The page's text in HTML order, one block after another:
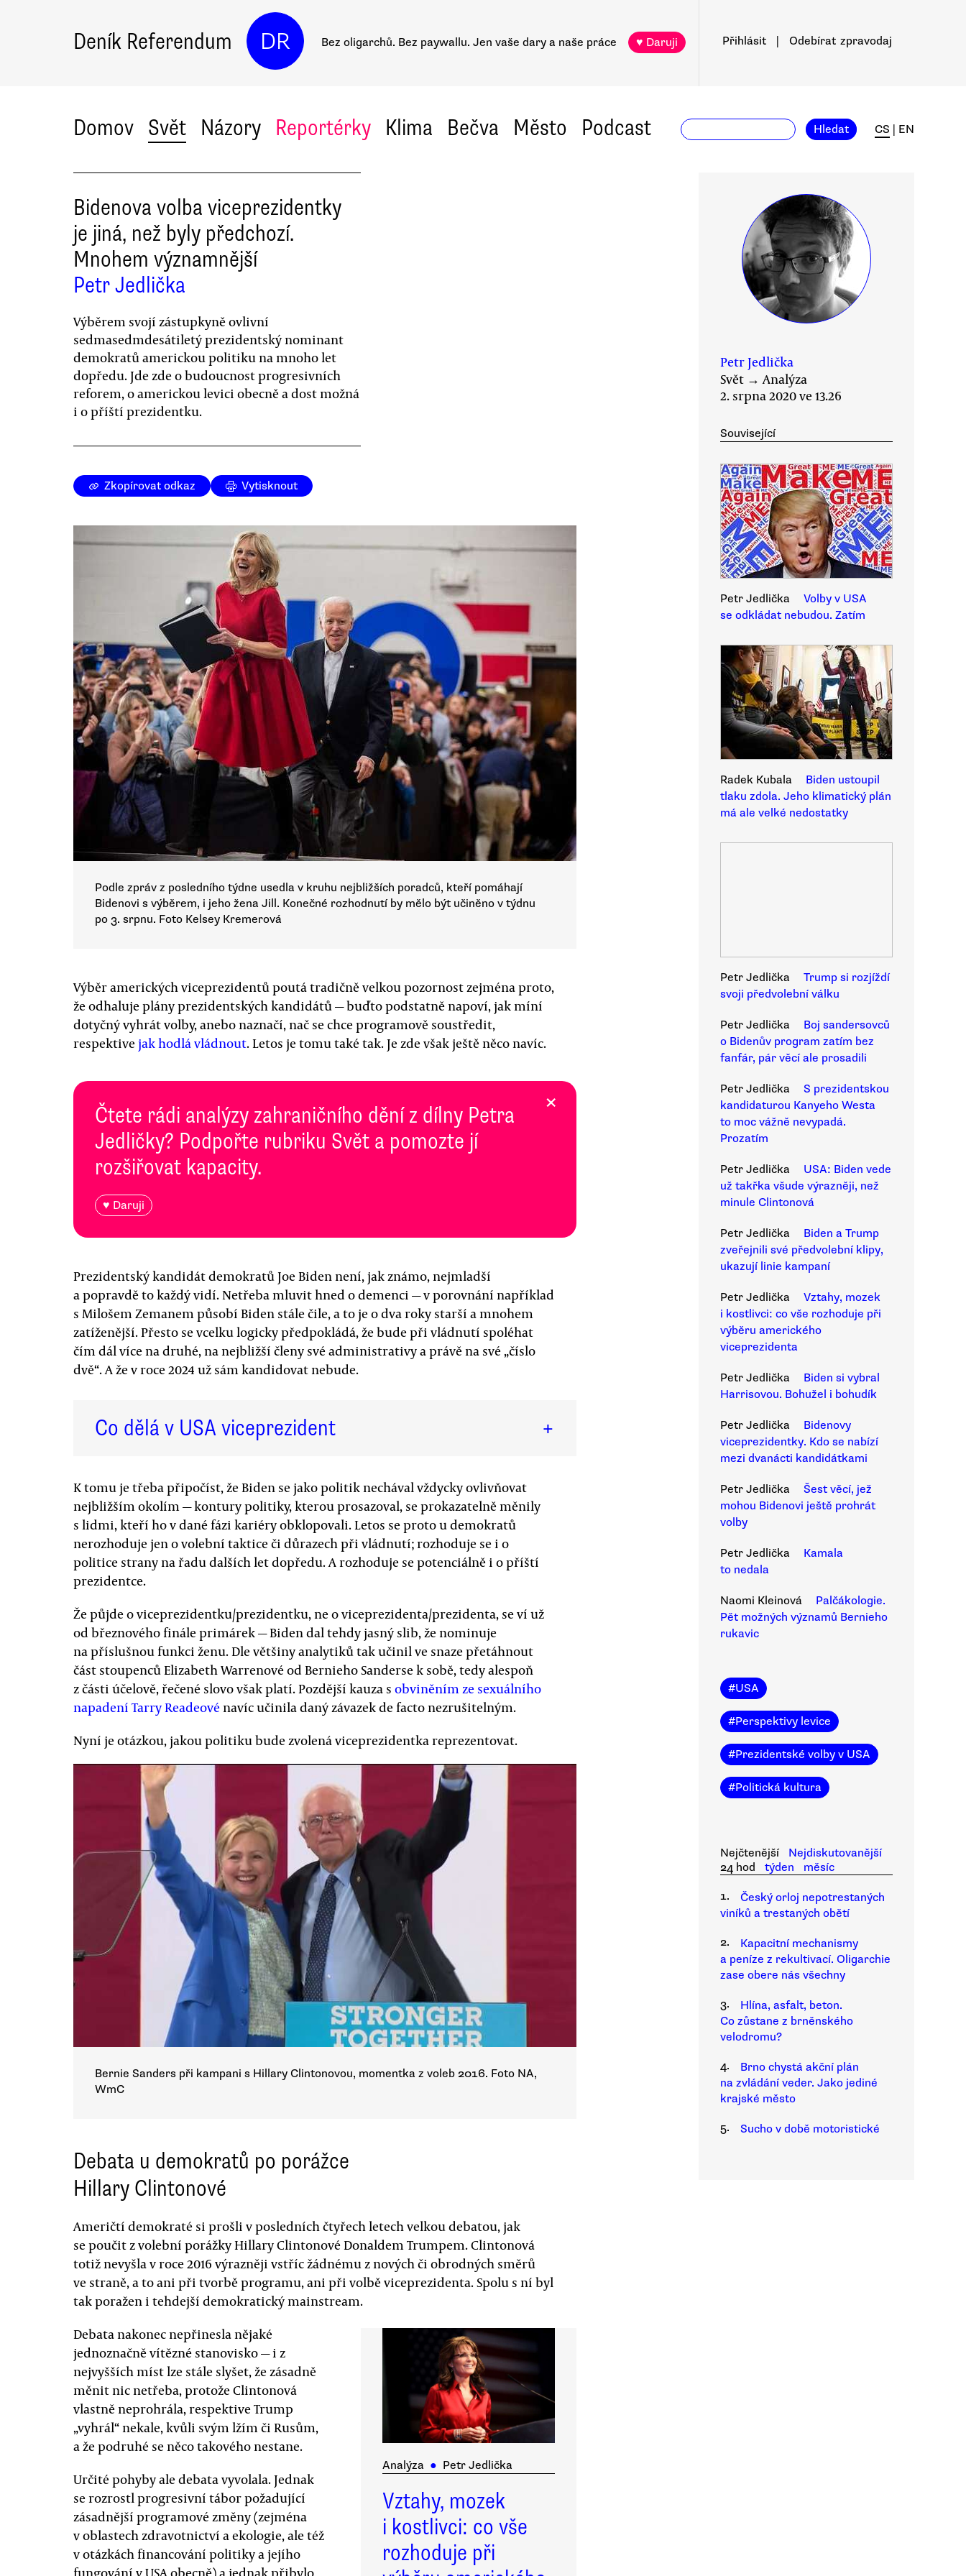
Deník Referendum DR Bez oligarchů. Bez paywallu. Jen vaše dary a naše práce ♥ Daruji Přihlásit Odebírat zpravodaj
Domov Svět Názory Reportérky Klima Bečva Město Podcast Hledat CS EN
Bidenova volba viceprezidentky
je jiná, než byly předchozí.
Mnohem významnější
Petr Jedlička
Výběrem svojí zástupkyně ovlivní
sedmasedmdesátiletý prezidentský nominant
demokratů americkou politiku na mnoho let
dopředu. Jde zde o budoucnost progresivních
reforem, o americkou levici obecně a dost možná
i o příští prezidentku.
Zkopírovat odkaz Vytisknout
Podle zpráv z posledního týdne usedla v kruhu nejbližších poradců, kteří pomáhají
Bidenovi s výběrem, i jeho žena Jill. Konečné rozhodnutí by mělo být učiněno v týdnu
po 3. srpnu. Foto Kelsey Kremerová
Výběr amerických viceprezidentů poutá tradičně velkou pozornost zejména proto,
že odhaluje plány prezidentských kandidátů — buďto podstatně napoví, jak míní
dotyčný vyhrát volby, anebo naznačí, nač se chce programově soustředit,
respektivejak hodlá vládnout. Letos je tomu také tak. Je zde však ještě něco navíc.
Čtete rádi analýzy zahraničního dění z dílny Petra
Jedličky? Podpořte rubriku Svět a pomozte jí
rozšiřovat kapacity.
♥ Daruji
×
Prezidentský kandidát demokratů Joe Biden není, jak známo, nejmladší
a popravdě to každý vidí. Netřeba mluvit hned o demenci — v porovnání například
s Milošem Zemanem působí Biden stále čile, a to je o dva roky starší a mnohem
zatíženější. Přesto se vcelku logicky předpokládá, že bude při vládnutí spoléhat
čím dál více na druhé, na nejbližší členy své administrativy a právě na své „číslo
dvě“. A že v roce 2024 už sám kandidovat nebude.
Co dělá v USA viceprezident +
K tomu je třeba připočíst, že Biden se jako politik nechával vždycky ovlivňovat
nejbližším okolím — kontury politiky, kterou prosazoval, se prokazatelně měnily
s lidmi, kteří ho v dané fázi kariéry obklopovali. Letos se proto u demokratů
nerozhoduje jen o volební taktice či důrazech při vládnutí; rozhoduje se i o
politice strany na řadu dalších let dopředu. A rozhoduje se potenciálně i o příští
prezidentce.
Že půjde o viceprezidentku/prezidentku, ne o viceprezidenta/prezidenta, se ví už
od březnového finále primárek — Biden dal tehdy jasný slib, že nominuje
na příslušnou funkci ženu. Dle většiny analytiků tak učinil ve snaze přetáhnout
část stoupenců Elizabeth Warrenové od Bernieho Sanderse k sobě, tedy alespoň
z části účelově, řečené slovo však platí. Pozdější kauza s obviněním ze sexuálního
napadení Tarry Readeovénavíc učinila daný závazek de facto nezrušitelným.
Nyní je otázkou, jakou politiku bude zvolená viceprezidentka reprezentovat.
Bernie Sanders při kampani s Hillary Clintonovou, momentka z voleb 2016. Foto NA,
WmC
Debata u demokratů po porážce
Hillary Clintonové
Američtí demokraté si prošli v posledních čtyřech letech velkou debatou, jak
se poučit z volební porážky Hillary Clintonové Donaldem Trumpem. Clintonová
totiž nevyšla v roce 2016 výrazněji vstříc žádnému z nových či obrodných směrů
ve straně, a to ani při tvorbě programu, ani při volbě viceprezidenta. Spolu s ní byl
tak poražen i tehdejší demokratický mainstream.
Analýza ● Petr Jedlička
Vztahy, mozek
i kostlivci: co vše
rozhoduje při
Debata nakonec nepřinesla nějaké
jednoznačně vítězné stanovisko — i z
nejvyšších míst lze stále slyšet, že zásadně
měnit nic netřeba, protože Clintonová
vlastně neprohrála, respektive Trump
„vyhrál“ nekale, kvůli svým lžím či Rusům,
a že podruhé se něco takového nestane.
Určité pohyby ale debata vyvolala. Jednak
se rozrostl progresivní tábor požadující
zásadnější programové změny (zejména
v oblastech zdravotnictví a ekologie, ale též
v otázkách financování politiky a jejího
fungování v USA obecně) a jednak přibylo
Petr Jedlička
Svět →Analýza
2. srpna 2020 ve 13.26
Související
Petr Jedlička
Volby v USA
se odkládat nebudou. Zatím
Radek Kubala
Biden ustoupil
tlaku zdola. Jeho klimatický plán
má ale velké nedostatky
Petr Jedlička
Trump si rozjíždí
svoji předvolební válku
Petr Jedlička
Boj sandersovců
o Bidenův program zatím bez
fanfár, pár věcí ale prosadili
Petr Jedlička
S prezidentskou
kandidaturou Kanyeho Westa
to moc vážně nevypadá.
Prozatím
Petr Jedlička
USA: Biden vede
už takřka všude výrazněji, než
minule Clintonová
Petr Jedlička
Biden a Trump
zveřejnili své předvolební klipy,
ukazují linie kampaní
Petr Jedlička
Vztahy, mozek
i kostlivci: co vše rozhoduje při
výběru amerického
viceprezidenta
Petr Jedlička
Biden si vybral
Harrisovou. Bohužel i bohudík
Petr Jedlička
Bidenovy
viceprezidentky. Kdo se nabízí
mezi dvanácti kandidátkami
Petr Jedlička
Šest věcí, jež
mohou Bidenovi ještě prohrát
volby
Petr Jedlička
Kamala
to nedala
Naomi Kleinová
Palčákologie.
Pět možných významů Bernieho
rukavic
#USA
#Perspektivy levice
#Prezidentské volby v USA
#Politická kultura
Nejčtenější
Nejdiskutovanější
24 hod
týden
měsíc
1.
Český orloj nepotrestaných
viníků a trestaných obětí
2.
Kapacitní mechanismy
a peníze z rekultivací. Oligarchie
zase obere nás všechny
3.
Hlína, asfalt, beton.
Co zůstane z brněnského
velodromu?
4.
Brno chystá akční plán
na zvládání veder. Jako jediné
krajské město
5.
Sucho v době motoristické